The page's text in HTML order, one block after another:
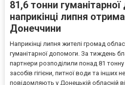
81,6 тонни
наприкінці липня
Донеччини
Наприкінці липня жителі громад
гуманітарної допомоги. За тиждень
партнери розподілили понад 81 тонну
засобів гігієни, питної води та інших
повідомляють у Донецькій обласній